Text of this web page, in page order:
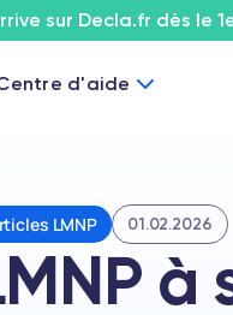
sur Decla.fr dès le
d'aide
LMNP 01.02.2026
à